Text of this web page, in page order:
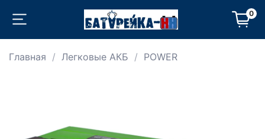
0
Главная Легковые АКБ POWER